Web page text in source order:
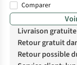
Comparer
Livraison
Retour gratuit
Retour possible